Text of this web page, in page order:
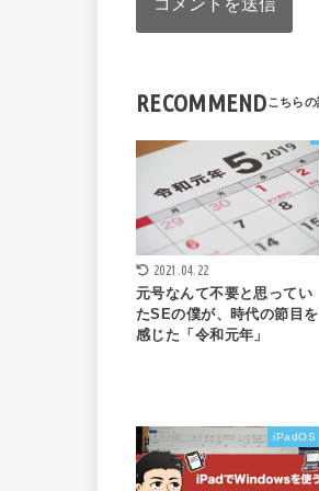
RECOMMEND
2021.04.22
元号なんて不要と思ってい
たSEの僕が、時代の節目を
感じた「令和元年」
iPadOS